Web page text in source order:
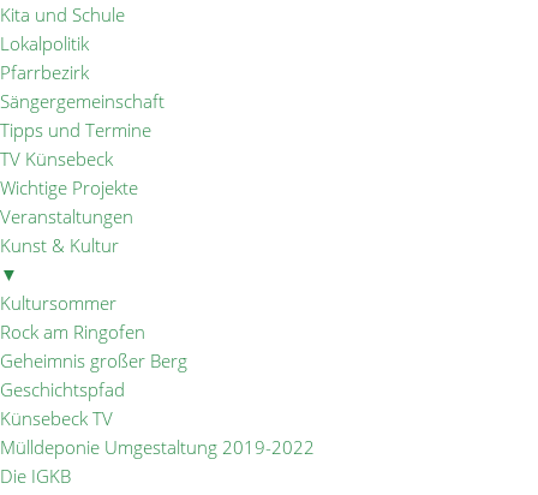
Kita und Schule
Lokalpolitik
Pfarrbezirk
Sängergemeinschaft
Tipps und Termine
TV Künsebeck
Wichtige Projekte
Veranstaltungen
Kunst & Kultur
▼
Kultursommer
Rock am Ringofen
Geheimnis großer Berg
Geschichtspfad
Künsebeck TV
Mülldeponie Umgestaltung 2019-2022
Die IGKB